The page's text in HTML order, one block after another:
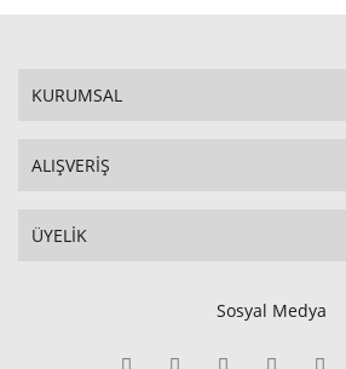
KURUMSAL
ALIŞVERİŞ
ÜYELİK
Sosyal Medya